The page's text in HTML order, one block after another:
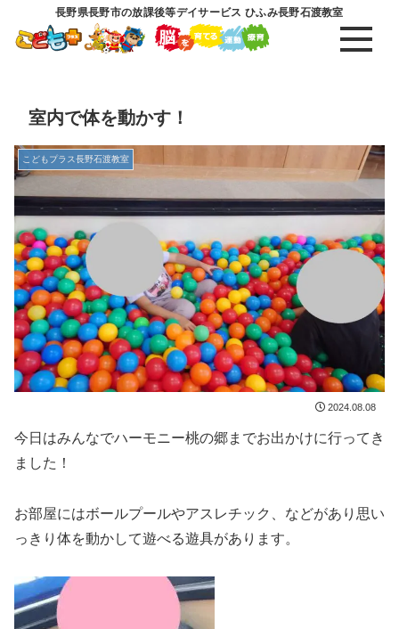
長野県長野市の放課後等デイサービス ひふみ長野石渡教室
室内で体を動かす！
こどもプラス長野石渡教室
2024.08.08
今日はみんなでハーモニー桃の郷までお出かけに行ってき
ました！
お部屋にはボールプールやアスレチック、などがあり思い
っきり体を動かして遊べる遊具があります。